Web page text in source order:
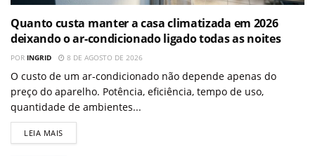
Quanto custa manter a casa climatizada em 2026
deixando o ar-condicionado ligado todas as noites
POR INGRID 8 DE AGOSTO DE 2026
O custo de um ar-condicionado não depende apenas do
preço do aparelho. Potência, eficiência, tempo de uso,
quantidade de ambientes...
LEIA MAIS